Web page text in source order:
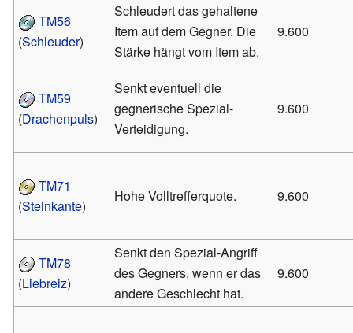
TM56
(Schleuder)
Schleudert das gehaltene
Item auf dem Gegner. Die
Stärke hängt vom Item ab.
9.600
TM59
(Drachenpuls)
Senkt eventuell die
gegnerische Spezial-
Verteidigung.
9.600
TM71
(Steinkante)
Hohe Volltrefferquote. 9.600
TM78
(Liebreiz)
Senkt den Spezial-Angriff
des Gegners, wenn er das
andere Geschlecht hat.
9.600